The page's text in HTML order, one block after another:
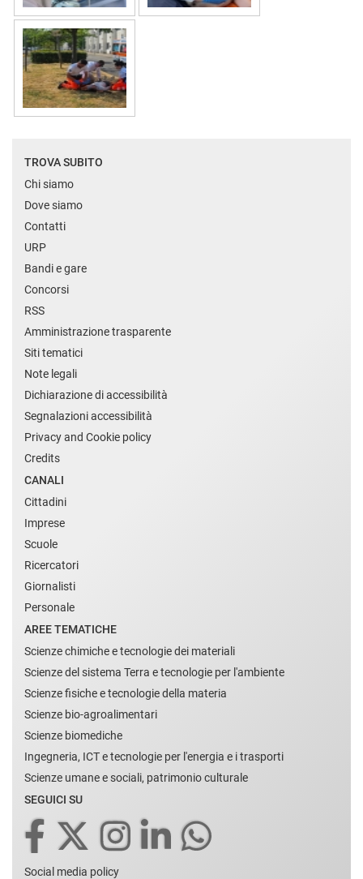
TROVA SUBITO
Chi siamo
Dove siamo
Contatti
URP
Bandi e gare
Concorsi
RSS
Amministrazione trasparente
Siti tematici
Note legali
Dichiarazione di accessibilità
Segnalazioni accessibilità
Privacy and Cookie policy
Credits
CANALI
Cittadini
Imprese
Scuole
Ricercatori
Giornalisti
Personale
AREE TEMATICHE
Scienze chimiche e tecnologie dei materiali
Scienze del sistema Terra e tecnologie per l'ambiente
Scienze fisiche e tecnologie della materia
Scienze bio-agroalimentari
Scienze biomediche
Ingegneria, ICT e tecnologie per l'energia e i trasporti
Scienze umane e sociali, patrimonio culturale
SEGUICI SU
Social media policy